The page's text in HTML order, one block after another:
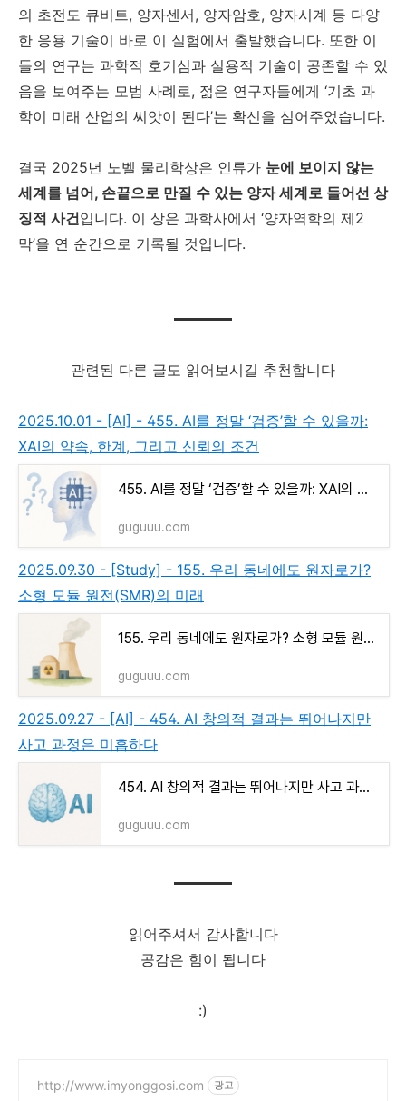
의 초전도 큐비트, 양자센서, 양자암호, 양자시계 등 다양
한 응용 기술이 바로 이 실험에서 출발했습니다. 또한 이
들의 연구는 과학적 호기심과 실용적 기술이 공존할 수 있
음을 보여주는 모범 사례로, 젊은 연구자들에게 ‘기초 과
학이 미래 산업의 씨앗이 된다’는 확신을 심어주었습니다.
결국 2025년 노벨 물리학상은 인류가 눈에 보이지 않는
세계를 넘어, 손끝으로 만질 수 있는 양자 세계로 들어선 상
징적 사건입니다. 이 상은 과학사에서 ‘양자역학의 제2
막’을 연 순간으로 기록될 것입니다.
관련된 다른 글도 읽어보시길 추천합니다
2025.10.01 - [AI] - 455. AI를 정말 ‘검증’할 수 있을까:
XAI의 약속, 한계, 그리고 신뢰의 조건
455. AI를 정말 ‘검증’할 수 있을까: XAI의 약속, 한계, 그리고 신뢰의 조건
guguuu.com
2025.09.30 - [Study] - 155. 우리 동네에도 원자로가?
소형 모듈 원전(SMR)의 미래
155. 우리 동네에도 원자로가? 소형 모듈 원전(SMR)의 미래
guguuu.com
2025.09.27 - [AI] - 454. AI 창의적 결과는 뛰어나지만
사고 과정은 미흡하다
454. AI 창의적 결과는 뛰어나지만 사고 과정은 미흡하다
guguuu.com
읽어주셔서 감사합니다
공감은 힘이 됩니다
:)
http://www.imyonggosi.com 광고